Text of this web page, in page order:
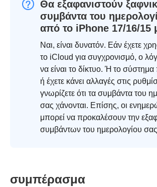
Θα εξαφανιστούν
συμβάντα του
από το iPhone 17/16/15
Ναι, είναι δυνατόν. Εάν έχετε
το iCloud για συγχρονισμό, ο
να είναι το δίκτυο. Ή το
ή έχετε κάνει αλλαγές στις
γνωρίζετε ότι τα συμβάντα του
σας χάνονται. Επίσης, οι
μπορεί να προκαλέσουν την
συμβάντων του ημερολογίου
συμπέρασμα